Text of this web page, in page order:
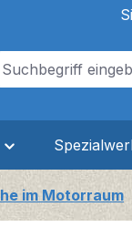
im Motorraum